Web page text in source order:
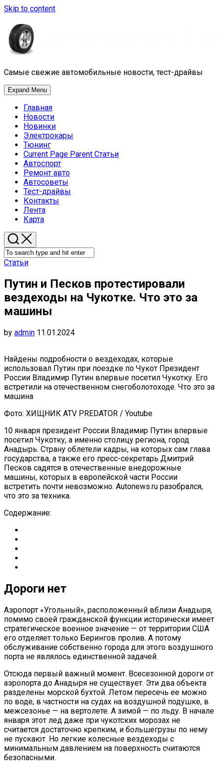
Skip to content
Самые свежие автомобильные новости, тест-драйвы
Expand Menu
Главная
Новости
Новинки
Электрокары
Тюнинг
Current Page Parent Статьи
Автоспорт
Ремонт авто
Автосоветы
Тест-драйвы
Контакты
Лента
Карта
Статьи
Путин и Песков протестировали
вездеходы на Чукотке. Что это за
машины
by admin 11.01.2024
Найдены подробности о вездеходах, которые
использовал Путин при поездке по Чукот Президент
России Владимир Путин впервые посетил Чукотку. Его
встретили на отечественном снегоболотоходе. Что это за
машина
Фото: ХИЩНИК ATV PREDATOR / Youtube
10 января президент России Владимир Путин впервые
посетил Чукотку, а именно столицу региона, город
Анадырь. Страну облетели кадры, на которых сам глава
государства, а также его пресс-секретарь Дмитрий
Песков садятся в отечественные внедорожные
машины, которых в европейской части России
встретить почти невозможно. Autonews.ru разобрался,
что это за техника.
Содержание:
Дороги нет
Аэропорт «Угольный», расположенный вблизи Анадыря,
помимо своей гражданской функции исторически имеет
стратегическое военное значение — от территории США
его отделяет только Берингов пролив. А потому
обслуживание собственно города для этого воздушного
порта не являлось единственной задачей.
Отсюда первый важный момент. Всесезонной дороги от
аэропорта до Анадыря не существует. Эти два объекта
разделены морской бухтой. Летом пересечь ее можно
по воде, в частности на судах на воздушной подушке, в
межсезонье — на вертолете. А зимой — по льду. В начале
января этот лед даже при чукотских морозах не
считается достаточно крепким, и большегрузы по нему
не пускают. Но легкие колесные вездеходы с
минимальным давлением на поверхность считаются
безопасными.